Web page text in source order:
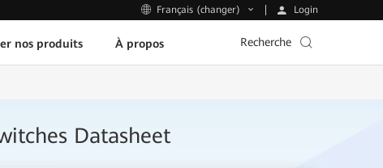
Français (changer) Login
nos produits À propos Recherche
Datasheet